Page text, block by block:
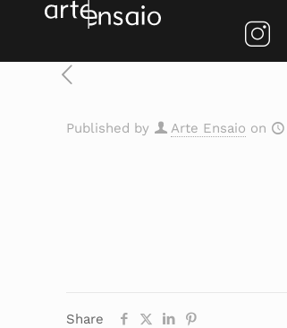
Published by Arte Ensaio on
Share